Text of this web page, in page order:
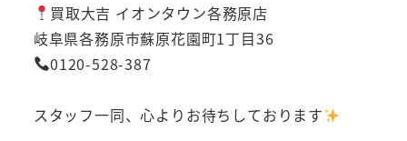
買取大吉 イオンタウン各務原店
岐阜県各務原市蘇原花園町1丁目36
0120-528-387
スタッフ一同、心よりお待ちしております